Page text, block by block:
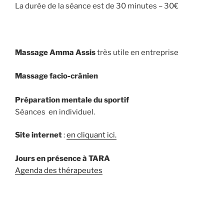
La durée de la séance est de 30 minutes – 30€
Massage Amma Assistrès utile en entreprise
Massage facio-crânien
Préparation mentale du sportif
Séances en individuel.
Site internet:en cliquant ici.
Jours en présence à TARA
Agenda des thérapeutes